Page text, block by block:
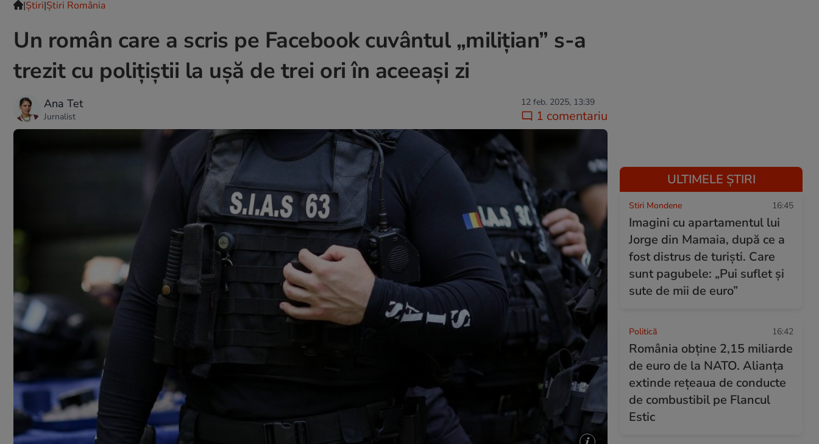
|Ştiri|Știri România
Un român care a scris pe Facebook cuvântul „milițian” s-a
trezit cu polițiștii la ușă de trei ori în aceeași zi
Ana Tet
Jurnalist
12 feb. 2025, 13:39
1 comentariu
ULTIMELE ȘTIRI
Stiri Mondene 16:45
Imagini cu apartamentul lui
Jorge din Mamaia, după ce a
fost distrus de turiști. Care
sunt pagubele: „Pui suflet și
sute de mii de euro”
Politică 16:42
România obține 2,15 miliarde
de euro de la NATO. Alianța
extinde rețeaua de conducte
de combustibil pe Flancul
Estic